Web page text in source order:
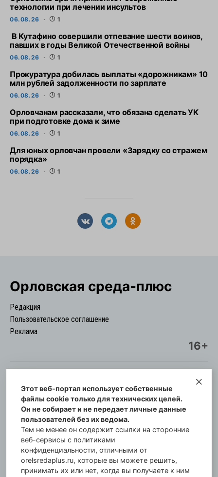
технологии при лечении инсультов
06.08.26 1
В Кутафино совершили отпевание шести воинов,
павших в годы Великой Отечественной войны
06.08.26 1
Прокуратура добилась выплаты «дорожникам» 10
млн рублей задолженности по зарплате
06.08.26 1
Орловчанам рассказали, что обязана сделать УК
при подготовке дома к зиме
06.08.26 1
Для юных орловчан провели «Зарядку со стражем
порядка»
06.08.26 1
Орловская cреда-плюс
Редакция
Пользовательское соглашение
Реклама
16+
© Информационный городской портал
Орловская cреда-плюс, 2021-2026
Свидетельство о регистрации СМИ: ПИ №57-
00254 от 29 октября 2013 г.
Газета зарегистрирована Управлением
Федеральной службы по надзору в сфере связи,
информационных технологий и массовых
коммуникаций по Орловской области.
Этот веб-портал использует собственные
файлы cookie только для технических целей.
Он не собирает и не передает личные данные
пользователей без их ведома.
Тем не менее он содержит ссылки на сторонние
веб-сервисы с политиками
конфиденциальности, отличными от
orelsredaplus.ru, которые вы можете решить,
принимать их или нет, когда вы получаете к ним